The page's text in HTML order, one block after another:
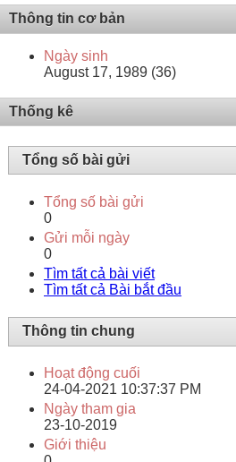
Thông tin cơ bản
Ngày sinh
August 17, 1989 (36)
Thống kê
Tổng số bài gửi
Tổng số bài gửi
0
Gửi mỗi ngày
0
Tìm tất cả bài viết
Tìm tất cả Bài bắt đầu
Thông tin chung
Hoạt động cuối
24-04-2021 10:37:37 PM
Ngày tham gia
23-10-2019
Giới thiệu